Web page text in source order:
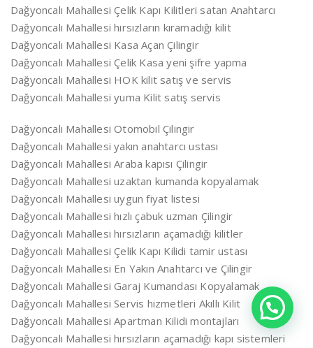
Dağyoncalı Mahallesi Çelik Kapı Kilitleri satan Anahtarcı
Dağyoncalı Mahallesi hırsızların kıramadığı kilit
Dağyoncalı Mahallesi Kasa Açan Çilingir
Dağyoncalı Mahallesi Çelik Kasa yeni şifre yapma
Dağyoncalı Mahallesi HOK kilit satış ve servis
Dağyoncalı Mahallesi yuma Kilit satış servis
Dağyoncalı Mahallesi Otomobil Çilingir
Dağyoncalı Mahallesi yakın anahtarcı ustası
Dağyoncalı Mahallesi Araba kapısı Çilingir
Dağyoncalı Mahallesi uzaktan kumanda kopyalamak
Dağyoncalı Mahallesi uygun fiyat listesi
Dağyoncalı Mahallesi hızlı çabuk uzman Çilingir
Dağyoncalı Mahallesi hırsızların açamadığı kilitler
Dağyoncalı Mahallesi Çelik Kapı Kilidi tamir ustası
Dağyoncalı Mahallesi En Yakın Anahtarcı ve Çilingir
Dağyoncalı Mahallesi Garaj Kumandası Kopyalamak
Dağyoncalı Mahallesi Servis hizmetleri Akıllı Kilit
Dağyoncalı Mahallesi Apartman Kilidi montajları
Dağyoncalı Mahallesi hırsızların açamadığı kapı sistemleri